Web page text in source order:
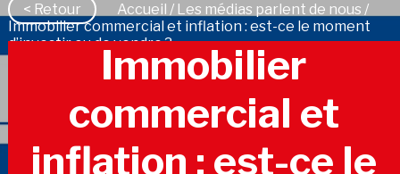
< Retour Accueil / Les médias parlent de nous /
Immobilier commercial et inflation : est-ce le moment
d’investir ou de vendre ?Immobilier
commercial et
inflation : est-ce le